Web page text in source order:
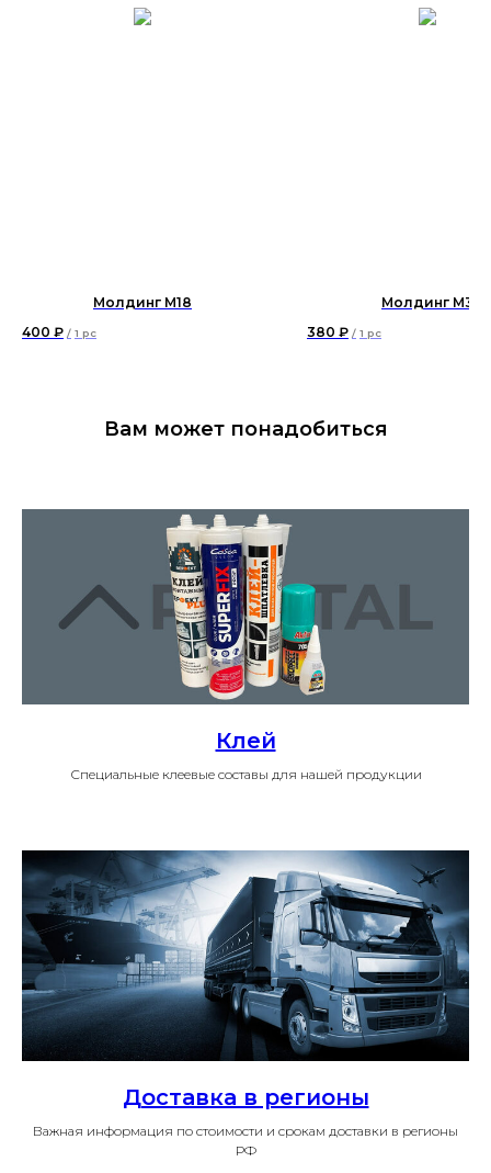
Молдинг М18
400 ₽ / 1 pc
Молдинг М3
380 ₽ / 1 pc
Вам может понадобиться
Клей
Специальные клеевые составы для нашей продукции
Доставка в регионы
Важная информация по стоимости и срокам доставки в регионы
РФ